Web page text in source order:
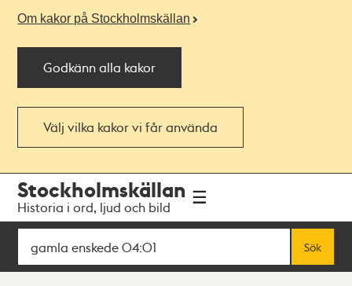
Om kakor på Stockholmskällan
Godkänn alla kakor
Välj vilka kakor vi får använda
navigationen
huvudinnehållet
Stockholmskällan
Historia i ord, ljud och bild
Sök
Sök